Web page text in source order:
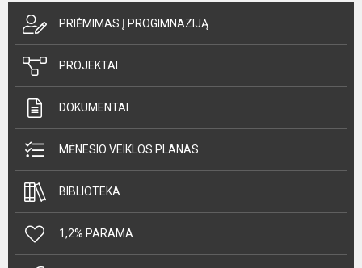
PRIĖMIMAS Į PROGIMNAZIJĄ
PROJEKTAI
DOKUMENTAI
MĖNESIO VEIKLOS PLANAS
BIBLIOTEKA
1,2% PARAMA